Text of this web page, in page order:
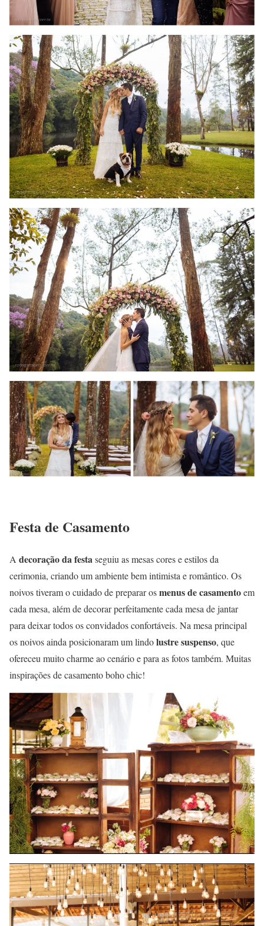
Festa de Casamento
A decoração da festaseguiu as mesas cores e estilos da
cerimonia, criando um ambiente bem intimista e romântico. Os
noivos tiveram o cuidado de preparar osmenus de casamentoem
cada mesa, além de decorar perfeitamente cada mesa de jantar
para deixar todos os convidados confortáveis. Na mesa principal
os noivos ainda posicionaram um lindolustre suspenso, que
ofereceu muito charme ao cenário e para as fotos também. Muitas
inspirações de casamento boho chic!